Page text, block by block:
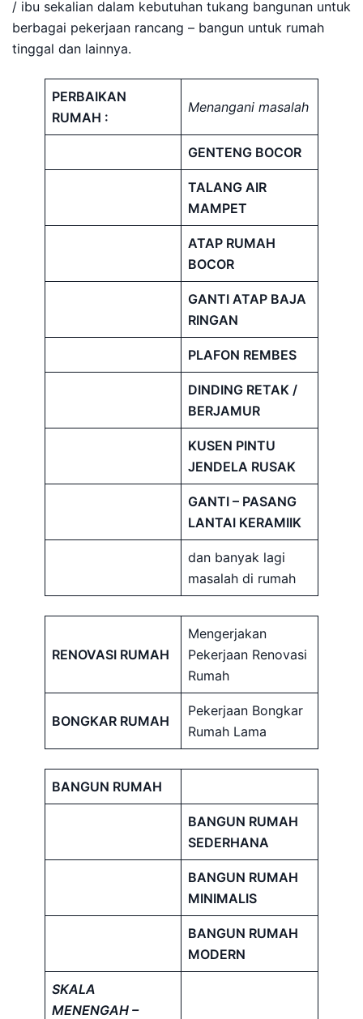
/ ibu sekalian dalam kebutuhan tukang bangunan untuk
berbagai pekerjaan rancang – bangun untuk rumah
tinggal dan lainnya.
PERBAIKAN
RUMAH :
Menangani masalah
GENTENG BOCOR
TALANG AIR
MAMPET
ATAP RUMAH
BOCOR
GANTI ATAP BAJA
RINGAN
PLAFON REMBES
DINDING RETAK /
BERJAMUR
KUSEN PINTU
JENDELA RUSAK
GANTI – PASANG
LANTAI KERAMIIK
dan banyak lagi
masalah di rumah
RENOVASI RUMAH
Mengerjakan
Pekerjaan Renovasi
Rumah
BONGKAR RUMAH
Pekerjaan Bongkar
Rumah Lama
BANGUN RUMAH
BANGUN RUMAH
SEDERHANA
BANGUN RUMAH
MINIMALIS
BANGUN RUMAH
MODERN
SKALA
MENENGAH –